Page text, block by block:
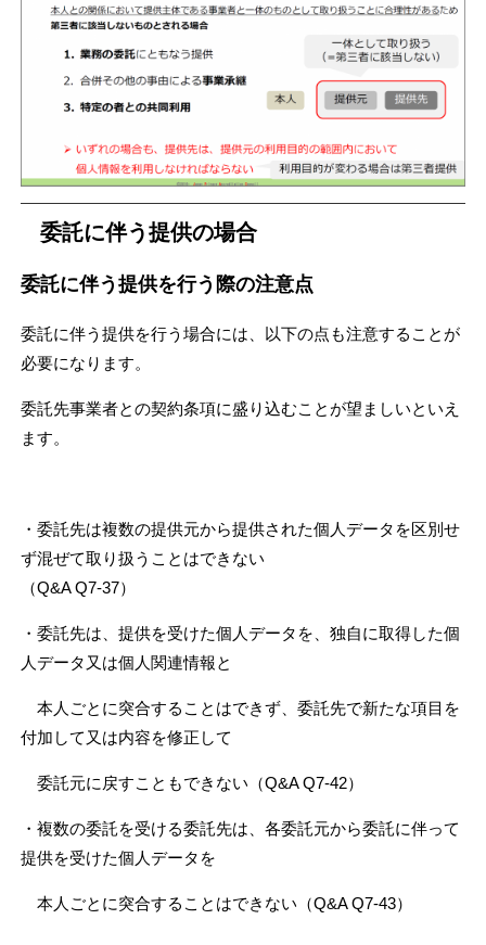
委託に伴う提供の場合
委託に伴う提供を行う際の注意点
委託に伴う提供を行う場合には、以下の点も注意することが
必要になります。
委託先事業者との契約条項に盛り込むことが望ましいといえ
ます。
・委託先は複数の提供元から提供された個人データを区別せ
ず混ぜて取り扱うことはできない
（Q&A Q7-37）
・委託先は、提供を受けた個人データを、独自に取得した個
人データ又は個人関連情報と
本人 ごとに突合することはできず、委託先で新たな項目を
付加して又は内容を修正して
委託元に 戻すこともできない（Q&A Q7-42）
・複数の委託を受ける委託先は、各委託元から委託に伴って
提供を受けた個人データを
本人 ごとに突合することはできない（Q&A Q7-43）